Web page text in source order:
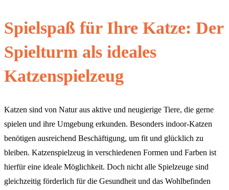
Spielspaß für Ihre Katze: Der
Spielturm als ideales
Katzenspielzeug
Katzen sind von Natur aus aktive und neugierige Tiere, die gerne
spielen und ihre Umgebung erkunden. Besonders indoor-Katzen
benötigen ausreichend Beschäftigung, um fit und glücklich zu
bleiben. Katzenspielzeug in verschiedenen Formen und Farben ist
hierfür eine ideale Möglichkeit. Doch nicht alle Spielzeuge sind
gleichzeitig förderlich für die Gesundheit und das Wohlbefinden